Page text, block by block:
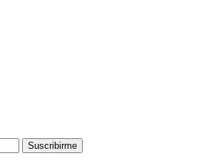
Suscribirme